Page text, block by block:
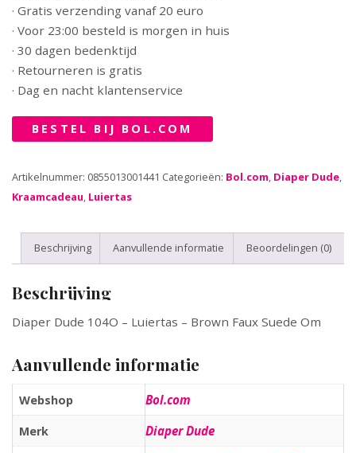
· Gratis verzending vanaf 20 euro
· Voor 23:00 besteld is morgen in huis
· 30 dagen bedenktijd
· Retourneren is gratis
· Dag en nacht klantenservice
BESTEL BIJ BOL.COM
Artikelnummer: 0855013001441 Categorieën: Bol.com, Diaper Dude,
Kraamcadeau, Luiertas
Beschrijving Aanvullende informatie Beoordelingen (0)
Beschrijving
Diaper Dude 104O – Luiertas – Brown Faux Suede Om
Aanvullende informatie
Webshop Bol.com
Merk Diaper Dude